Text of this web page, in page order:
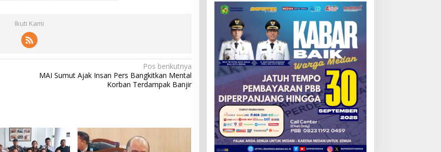
Ikuti Kami
Pos berikutnya
MAI Sumut Ajak Insan Pers Bangkitkan Mental
Korban Terdampak Banjir